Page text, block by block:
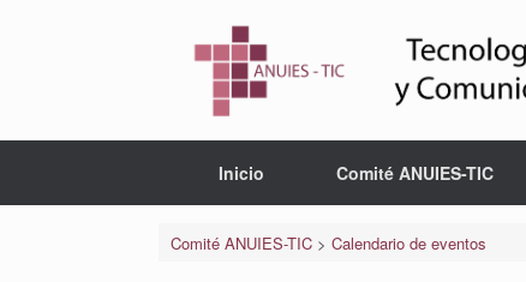
Inicio Comité ANUIES-TIC
Comité ANUIES-TIC> Calendario de eventos